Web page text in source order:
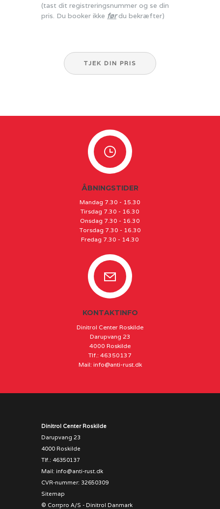
(tast dit registreringsnummer og se din
pris. Du booker ikke før du bekræfter)
TJEK DIN PRIS
ÅBNINGSTIDER
Mandag 7.30 - 15.30
Tirsdag 7.30 - 16.30
Onsdag 7.30 - 16.30
Torsdag 7.30 - 16.30
Fredag 7.30 - 14.30
KONTAKTINFO
Dinitrol Center Roskilde
Darupvang 23
4000 Roskilde
Tlf. : 46350137
Mail: info@anti-rust.dk
Dinitrol Center Roskilde
Darupvang 23
4000 Roskilde
Tlf. : 46350137
Mail: info@anti-rust.dk
CVR-nummer: 32650309
Sitemap
© Corrpro A/S - Dinitrol Danmark